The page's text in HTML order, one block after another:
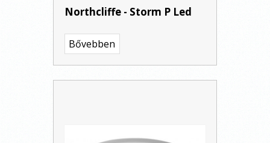
Northcliffe - Storm P Led
Bővebben